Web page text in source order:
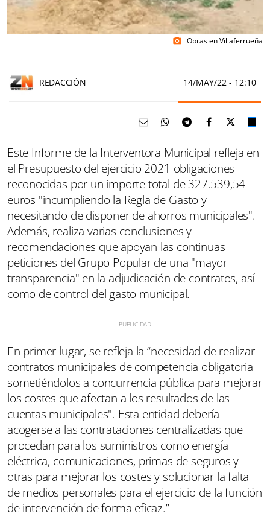
photo_camera Obras en Villaferrueña
REDACCIÓN 14/MAY/22 - 12:10
Este Informe de la Interventora Municipal refleja en
el Presupuesto del ejercicio 2021 obligaciones
reconocidas por un importe total de 327.539,54
euros "incumpliendo la Regla de Gasto y
necesitando de disponer de ahorros municipales".
Además, realiza varias conclusiones y
recomendaciones que apoyan las continuas
peticiones del Grupo Popular de una "mayor
transparencia" en la adjudicación de contratos, así
como de control del gasto municipal.
En primer lugar, se refleja la “necesidad de realizar
contratos municipales de competencia obligatoria
sometiéndolos a concurrencia pública para mejorar
los costes que afectan a los resultados de las
cuentas municipales". Esta entidad debería
acogerse a las contrataciones centralizadas que
procedan para los suministros como energía
eléctrica, comunicaciones, primas de seguros y
otras para mejorar los costes y solucionar la falta
de medios personales para el ejercicio de la función
de intervención de forma eficaz.”